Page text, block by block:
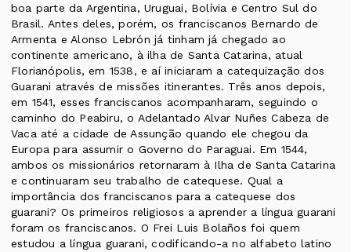
boa parte da Argentina, Uruguai, Bolívia e Centro Sul do
Brasil. Antes deles, porém, os franciscanos Bernardo de
Armenta e Alonso Lebrón já tinham já chegado ao
continente americano, à ilha de Santa Catarina, atual
Florianópolis, em 1538, e aí iniciaram a catequização dos
Guarani através de missões itinerantes. Três anos depois,
em 1541, esses franciscanos acompanharam, seguindo o
caminho do Peabiru, o Adelantado Alvar Nuñes Cabeza de
Vaca até a cidade de Assunção quando ele chegou da
Europa para assumir o Governo do Paraguai. Em 1544,
ambos os missionários retornaram à Ilha de Santa Catarina
e continuaram seu trabalho de catequese. Qual a
importância dos franciscanos para a catequese dos
guarani? Os primeiros religiosos a aprender a língua guarani
foram os franciscanos. O Frei Luis Bolaños foi quem
estudou a língua guarani, codificando-a no alfabeto latino